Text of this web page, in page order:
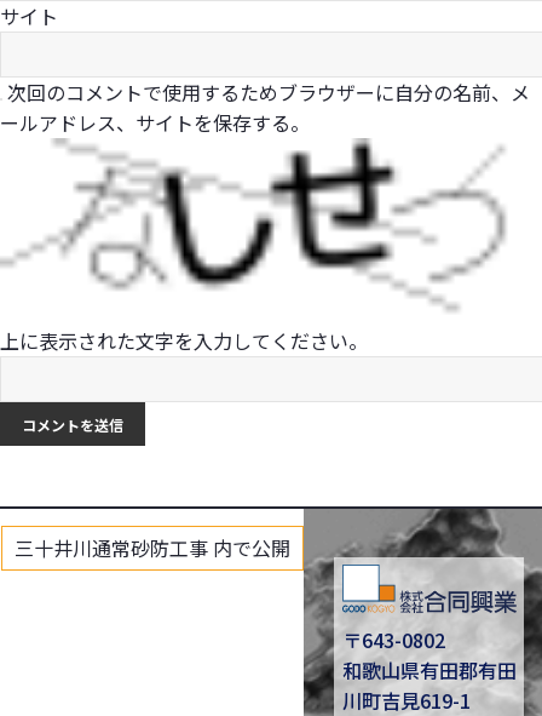
サイト
次回のコメントで使用するためブラウザーに自分の名前、メ
ールアドレス、サイトを保存する。
上に表示された文字を入力してください。
三十井川通常砂防工事 内で公開
〒643-0802
和歌山県有田郡有田
川町吉見619-1